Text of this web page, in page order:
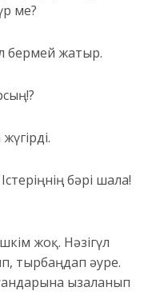
ме?
бермей жатыр.
бәрі шала!
жоқ. Нәзігүл
тырбаңдап әуре.
ызаланып